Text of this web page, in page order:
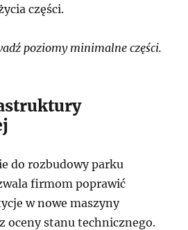
części.
poziomy minimalne części.
do rozbudowy parku
firmom poprawić
w nowe maszyny
oceny stanu technicznego.